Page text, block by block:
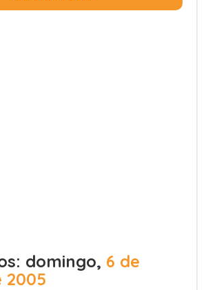
domingo, 6 de
2005